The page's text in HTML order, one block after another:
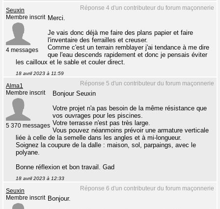
Réponse 4 d'un contributeur du forum maçonnerie
Seuxin
Membre inscrit
4 messages
Merci.
Je vais donc déjà me faire des plans papier et faire
l'inventaire des ferrailles et creuser.
Comme c'est un terrain remblayer j'ai tendance à me dire
que l'eau descends rapidement et donc je pensais éviter
les cailloux et le sable et couler direct.
18 avril 2023 à 11:59
Réponse 5 d'un contributeur du forum maçonnerie
Alma1
Membre inscrit
5 370 messages
Bonjour Seuxin
Votre projet n'a pas besoin de la même résistance que
vos ouvrages pour les piscines.
Votre terrasse n'est pas très large.
Vous pouvez néanmoins prévoir une armature verticale
liée à celle de la semelle dans les angles et à mi-longueur.
Soignez la coupure de la dalle : maison, sol, parpaings, avec le
polyane.
Bonne réflexion et bon travail. Gad
18 avril 2023 à 12:33
Réponse 6 d'un contributeur du forum maçonnerie
Seuxin
Membre inscrit Bonjour.